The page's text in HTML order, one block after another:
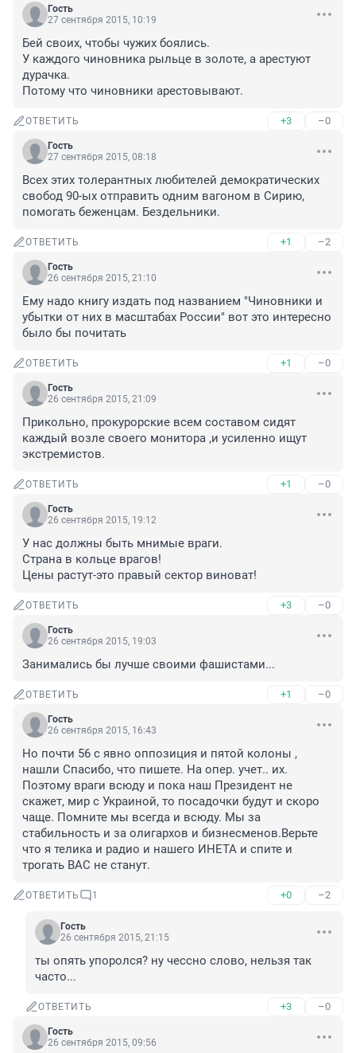
Гость
27 сентября 2015, 10:19
Бей своих, чтобы чужих боялись.
У каждого чиновника рыльце в золоте, а арестуют
дурачка.
Потому что чиновники арестовывают.
ОТВЕТИТЬ +3 –0
Гость
27 сентября 2015, 08:18
Всех этих толерантных любителей демократических
свобод 90-ых отправить одним вагоном в Сирию,
помогать беженцам. Бездельники.
ОТВЕТИТЬ +1 –2
Гость
26 сентября 2015, 21:10
Ему надо книгу издать под названием "Чиновники и
убытки от них в масштабах России" вот это интересно
было бы почитать
ОТВЕТИТЬ +1 –0
Гость
26 сентября 2015, 21:09
Прикольно, прокурорские всем составом сидят
каждый возле своего монитора ,и усиленно ищут
экстремистов.
ОТВЕТИТЬ +1 –0
Гость
26 сентября 2015, 19:12
У нас должны быть мнимые враги.
Страна в кольце врагов!
Цены растут-это правый сектор виноват!
ОТВЕТИТЬ +3 –0
Гость
26 сентября 2015, 19:03
Занимались бы лучше своими фашистами...
ОТВЕТИТЬ +1 –0
Гость
26 сентября 2015, 16:43
Но почти 56 с явно оппозиция и пятой колоны ,
нашли Спасибо, что пишете. На опер. учет.. их.
Поэтому враги всюду и пока наш Президент не
скажет, мир с Украиной, то посадочки будут и скоро
чаще. Помните мы всегда и всюду. Мы за
стабильность и за олигархов и бизнесменов.Верьте
что я телика и радио и нашего ИНЕТА и спите и
трогать ВАС не станут.
ОТВЕТИТЬ 1 +0 –2
Гость
26 сентября 2015, 21:15
ты опять упоролся? ну чессно слово, нельзя так
часто...
ОТВЕТИТЬ +3 –0
Гость
26 сентября 2015, 09:56